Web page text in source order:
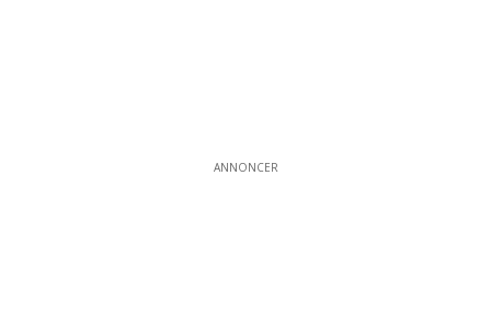
ANNONCER